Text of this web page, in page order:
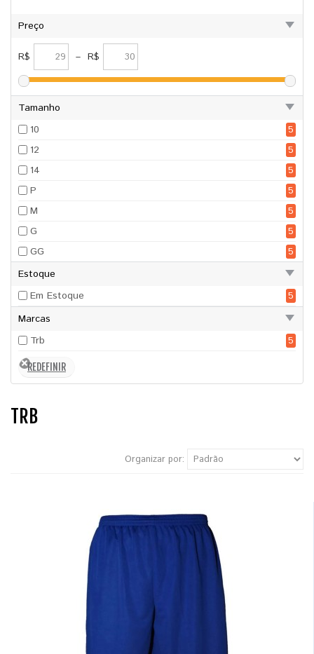
Preço
R$ – R$
Tamanho
10
5
12
5
14
5
P
5
M
5
G
5
GG
5
Estoque
Em Estoque
5
Marcas
Trb
5
TRB
Organizar por: